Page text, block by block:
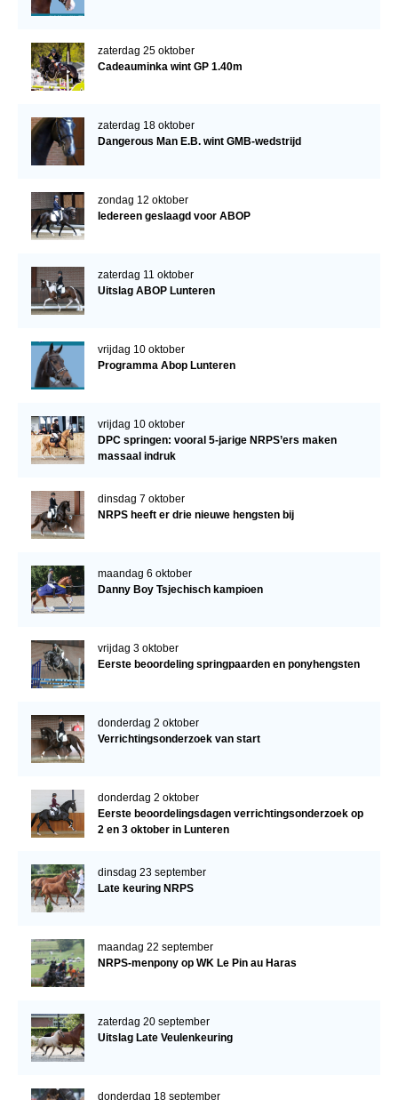
zaterdag 25 oktober
Cadeauminka wint GP 1.40m
zaterdag 18 oktober
Dangerous Man E.B. wint GMB-wedstrijd
zondag 12 oktober
Iedereen geslaagd voor ABOP
zaterdag 11 oktober
Uitslag ABOP Lunteren
vrijdag 10 oktober
Programma Abop Lunteren
vrijdag 10 oktober
DPC springen: vooral 5-jarige NRPS’ers maken
massaal indruk
dinsdag 7 oktober
NRPS heeft er drie nieuwe hengsten bij
maandag 6 oktober
Danny Boy Tsjechisch kampioen
vrijdag 3 oktober
Eerste beoordeling springpaarden en ponyhengsten
donderdag 2 oktober
Verrichtingsonderzoek van start
donderdag 2 oktober
Eerste beoordelingsdagen verrichtingsonderzoek op
2 en 3 oktober in Lunteren
dinsdag 23 september
Late keuring NRPS
maandag 22 september
NRPS-menpony op WK Le Pin au Haras
zaterdag 20 september
Uitslag Late Veulenkeuring
donderdag 18 september